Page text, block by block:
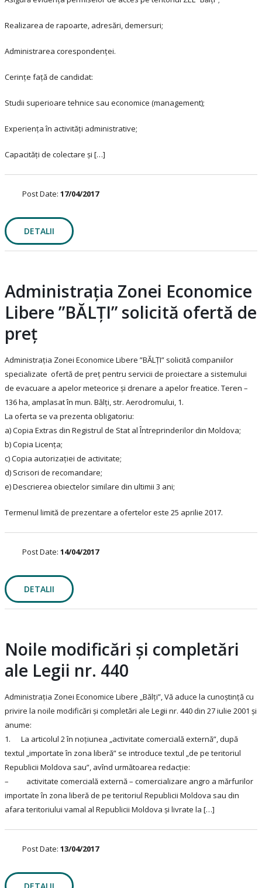
Realizarea de rapoarte, adresări, demersuri;
Administrarea corespondenţei.
Cerințe față de candidat:
Studii superioare tehnice sau economice (management);
Experienţa în activităţi administrative;
Capacități de colectare și […]
Post Date: 17/04/2017
DETALII
Administrația Zonei Economice
Libere ”BĂLȚI” solicită ofertă de
preț
Administrația Zonei Economice Libere ”BĂLȚI” solicită companiilor
specializate ofertă de preț pentru servicii de proiectare a sistemului
de evacuare a apelor meteorice și drenare a apelor freatice. Teren –
136 ha, amplasat în mun. Bălți, str. Aerodromului, 1.
La oferta se va prezenta obligatoriu:
a) Copia Extras din Registrul de Stat al Întreprinderilor din Moldova;
b) Copia Licența;
c) Copia autorizației de activitate;
d) Scrisori de recomandare;
e) Descrierea obiectelor similare din ultimii 3 ani;
Termenul limită de prezentare a ofertelor este 25 aprilie 2017.
Post Date: 14/04/2017
DETALII
Noile modificări şi completări
ale Legii nr. 440
Administraţia Zonei Economice Libere „Bălţi”, Vă aduce la cunoștință cu
privire la noile modificări şi completări ale Legii nr. 440 din 27 iulie 2001 şi
anume:
1. La articolul 2 în noțiunea „activitate comercială externă”, după
textul „importate în zona liberă” se introduce textul „de pe teritoriul
Republicii Moldova sau”, avînd următoarea redacţie:
– activitate comercială externă – comercializare angro a mărfurilor
importate în zona liberă de pe teritoriul Republicii Moldova sau din
afara teritoriului vamal al Republicii Moldova şi livrate la […]
Post Date: 13/04/2017